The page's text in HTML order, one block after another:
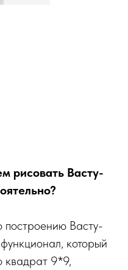
рисовать Васту-
построению Васту-
который
квадрат 9*9,